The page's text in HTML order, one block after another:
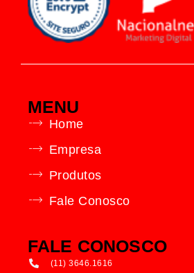
MENU
Home
Empresa
Produtos
Fale Conosco
FALE CONOSCO
(11) 3646.1616